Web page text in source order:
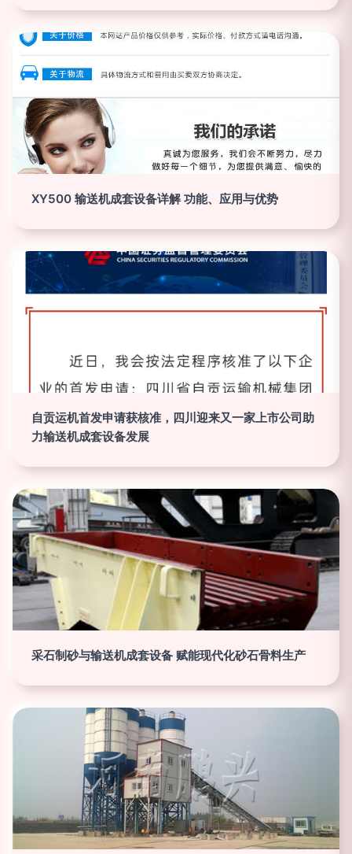
XY500 输送机成套设备详解 功能、应用与优势
自贡运机首发申请获核准，四川迎来又一家上市公司助
力输送机成套设备发展
采石制砂与输送机成套设备 赋能现代化砂石骨料生产